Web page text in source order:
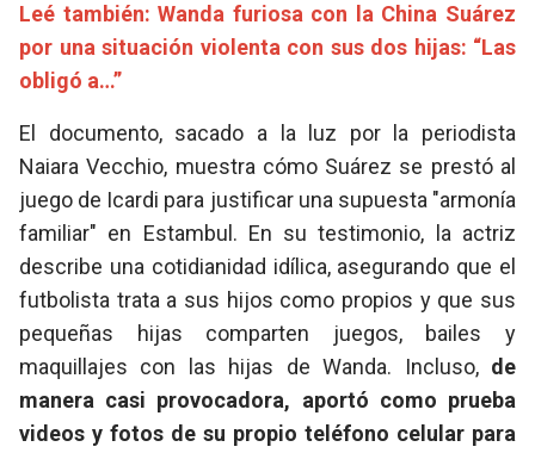
Leé también: Wanda furiosa con la China Suárez
por una situación violenta con sus dos hijas: “Las
obligó a…”
El documento, sacado a la luz por la periodista
Naiara Vecchio, muestra cómo Suárez se prestó al
juego de Icardi para justificar una supuesta "armonía
familiar" en Estambul. En su testimonio, la actriz
describe una cotidianidad idílica, asegurando que el
futbolista trata a sus hijos como propios y que sus
pequeñas hijas comparten juegos, bailes y
maquillajes con las hijas de Wanda. Incluso, de
manera casi provocadora, aportó como prueba
videos y fotos de su propio teléfono celular para